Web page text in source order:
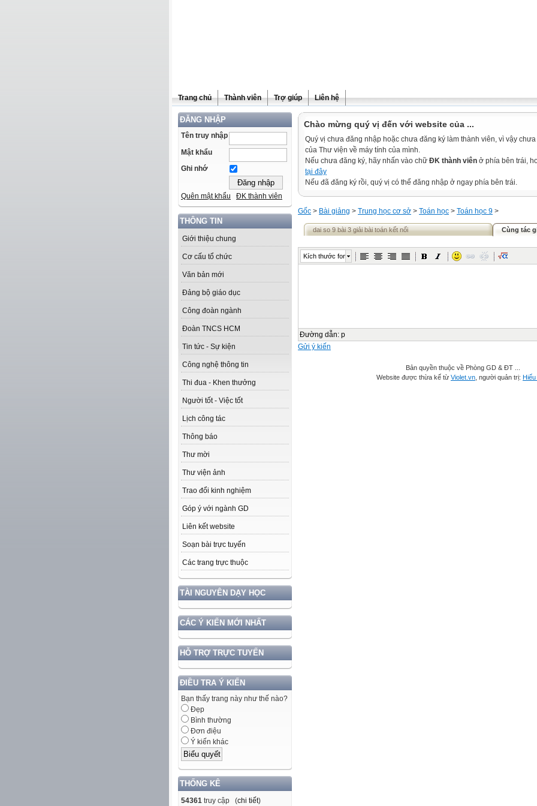
Trang chủ Thành viên Trợ giúp Liên hệ
ĐĂNG NHẬP
Tên truy nhập
Mật khẩu
Ghi nhớ
Quên mật khẩu ĐK thành viên
THÔNG TIN
Giới thiệu chung
Cơ cấu tổ chức
Văn bản mới
Đảng bộ giáo dục
Công đoàn ngành
Đoàn TNCS HCM
Tin tức - Sự kiện
Công nghệ thông tin
Thi đua - Khen thưởng
Người tốt - Việc tốt
Lịch công tác
Thông báo
Thư mời
Thư viện ảnh
Trao đổi kinh nghiệm
Góp ý với ngành GD
Liên kết website
Soạn bài trực tuyến
Các trang trực thuộc
TÀI NGUYÊN DẠY HỌC
CÁC Ý KIẾN MỚI NHẤT
HỖ TRỢ TRỰC TUYẾN
ĐIỀU TRA Ý KIẾN
Bạn thấy trang này như thế nào?
Đẹp
Bình thường
Đơn điệu
Ý kiến khác
THỐNG KÊ
54361 truy cập (chi tiết)
Chào mừng quý vị đến với website của ...
Quý vị chưa đăng nhập hoặc chưa đăng ký làm thành viên, vì vậy
của Thư viện về máy tính của mình.
Nếu chưa đăng ký, hãy nhấn vào chữ ĐK thành viên ở phía bên trái,
tại đây
Nếu đã đăng ký rồi, quý vị có thể đăng nhập ở ngay phía bên trái.
Gốc > Bài giảng > Trung học cơ sở > Toán học > Toán học 9 >
dai so 9 bài 3 giải bài toán kết nối Cùng tác
Kích thước font
Đường dẫn: p
Gửi ý kiến
Bản quyền thuộc về Phòng GD & ĐT ...
Website được thừa kế từ Violet.vn , người quản trị: Hiếu